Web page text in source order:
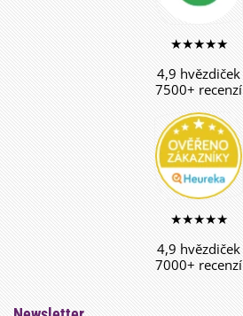
★★★★★
4,9 hvězdiček
7500+ recenzí
★★★★★
4,9 hvězdiček
7000+ recenzí